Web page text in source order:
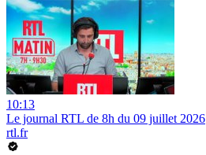
10:13
Le journal RTL de 8h du 09 juillet 2026
rtl.fr